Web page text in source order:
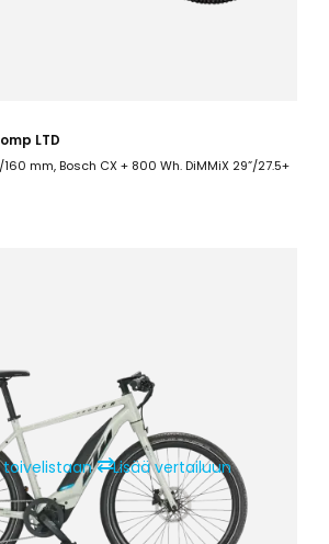
LTD
mm, Bosch CX + 800 Wh. DiMMiX 29”/27.5+
toivelistaan⇄Lisää vertailuun